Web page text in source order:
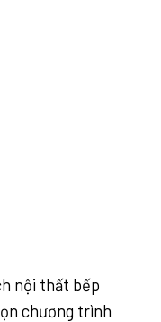
nội thất bếp
chương trình